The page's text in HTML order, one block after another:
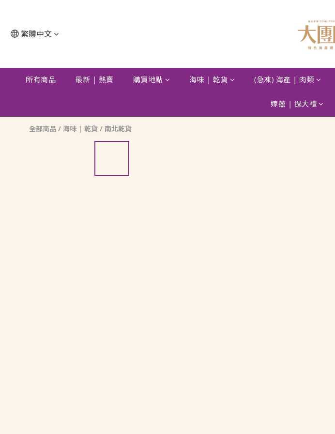
繁體中文
所有商品 最新 | 熱賣 購買地點 海味 | 乾貨 (急凍) 海產 | 肉類
嫁囍 | 過大禮
全部商品 / 海味 | 乾貨 / 南北乾貨